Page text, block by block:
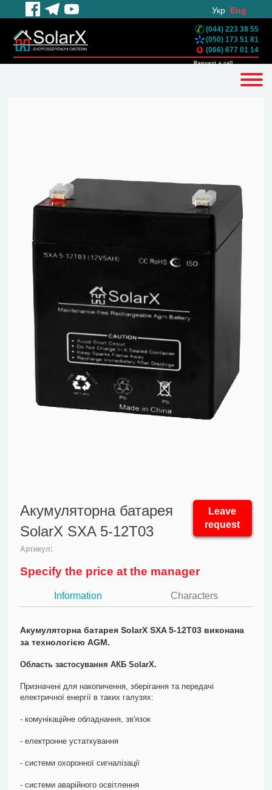
Укр Eng
(044) 223 38 55
(050) 173 51 81
(066) 677 01 14
Request a call
Акумуляторна батарея
SolarX SXA 5-12T03
Leave
request
Артикул:
Specify the price at the manager
Information Characters
Акумуляторна батарея SolarX SXA 5-12T03 виконана
за технологією AGM.
Область застосування АКБ SolarX.
Призначені для накопичення, зберігання та передачі
електричної енергії в таких галузях:
- комунікаційне обладнання, зв'язок
- електронне устаткування
- системи охоронної сигналізації
- системи аварійного освітлення